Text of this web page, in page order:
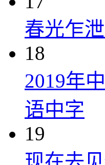
春光乍
18
2019年
语中字
19